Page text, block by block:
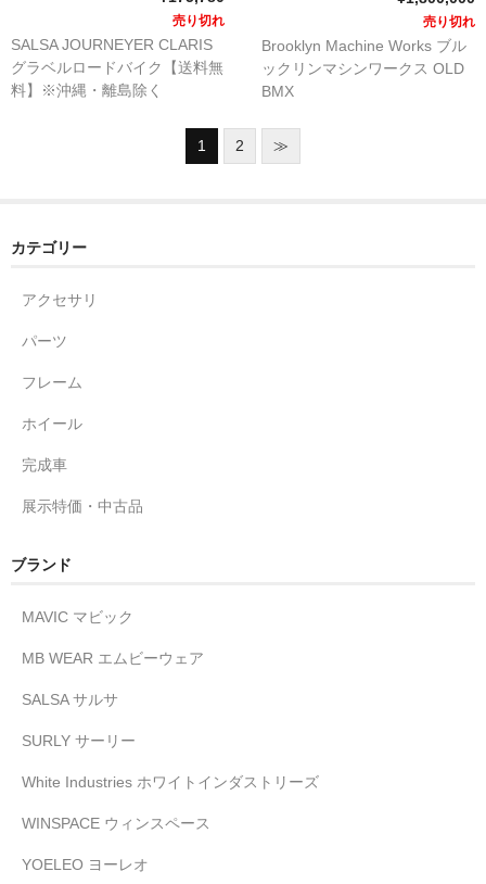
売り切れ
SALSA JOURNEYER CLARIS
グラベルロードバイク【送料無
料】※沖縄・離島除く
売り切れ
Brooklyn Machine Works ブル
ックリンマシンワークス OLD
BMX
1 2 ≫
カテゴリー
アクセサリ
パーツ
フレーム
ホイール
完成車
展示特価・中古品
ブランド
MAVIC マビック
MB WEAR エムビーウェア
SALSA サルサ
SURLY サーリー
White Industries ホワイトインダストリーズ
WINSPACE ウィンスペース
YOELEO ヨーレオ